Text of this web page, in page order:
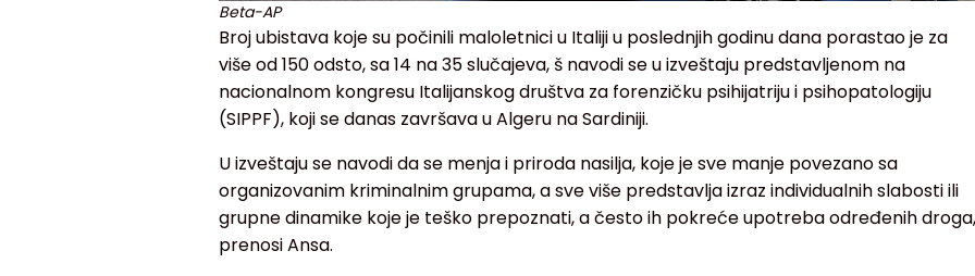
Beta-AP
Broj ubistava koje su počinili maloletnici u Italiji u poslednjih godinu dana porastao je za
više od 150 odsto, sa 14 na 35 slučajeva, š navodi se u izveštaju predstavljenom na
nacionalnom kongresu Italijanskog društva za forenzičku psihijatriju i psihopatologiju
(SIPPF), koji se danas završava u Algeru na Sardiniji.
U izveštaju se navodi da se menja i priroda nasilja, koje je sve manje povezano sa
organizovanim kriminalnim grupama, a sve više predstavlja izraz individualnih slabosti ili
grupne dinamike koje je teško prepoznati, a često ih pokreće upotreba određenih droga,
prenosi Ansa.